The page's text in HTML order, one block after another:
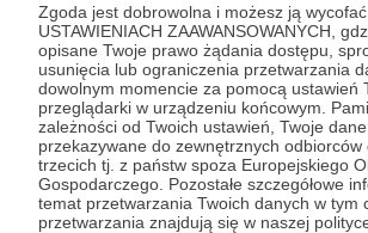
Zgoda jest dobrowolna i możesz ją
USTAWIENIACH ZAAWANSOWANYCH,
opisane Twoje prawo żądania dostępu,
usunięcia lub ograniczenia przetwarzania
dowolnym momencie za pomocą ustawień
przeglądarki w urządzeniu końcowym.
zależności od Twoich ustawień, Twoje
przekazywane do zewnętrznych
trzecich tj. z państw spoza Europejskiego
Gospodarczego. Pozostałe szczegółowe
temat przetwarzania Twoich danych w tym
przetwarzania znajdują się w naszej
Strategy&Future
Zobacz profil